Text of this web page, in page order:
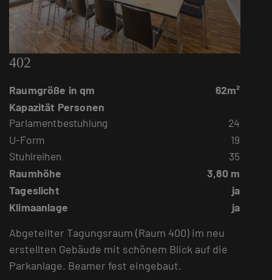
402
Raumgröße in qm
62m²
Kapazität Personen
Parlamentbestuhlung
24
U-Form
19
Stuhlreihen
35
Raumhöhe
3,80 m
Tageslicht
ja
Klimaanlage
ja
Abgeteilter Tagungsraum (Raum 400) im neu
erstellten Gebäude mit schönem Blick auf die
Parkanlage. Beamer fest eingebaut.